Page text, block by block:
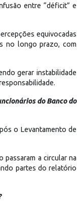
entre “déficit” e
equivocadas
no longo prazo, com
gerar instabilidade
do Banco do
o Levantamento de
a circular na
partes do relatório